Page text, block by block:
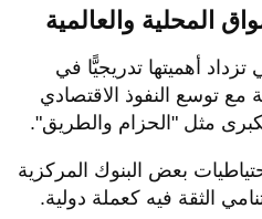
المحلية والعالمية
تزداد أهميتها تدريجيًّا في
مع توسع النفوذ الاقتصادي
مثل "الحزام والطريق".
بعض البنوك المركزية
الثقة فيه كعملة دولية.